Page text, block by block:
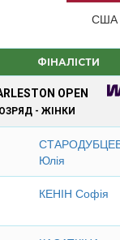
США
ФІНАЛІСТИ
OPEN
- ЖІНКИ
Юлія
КЕНІН Софія